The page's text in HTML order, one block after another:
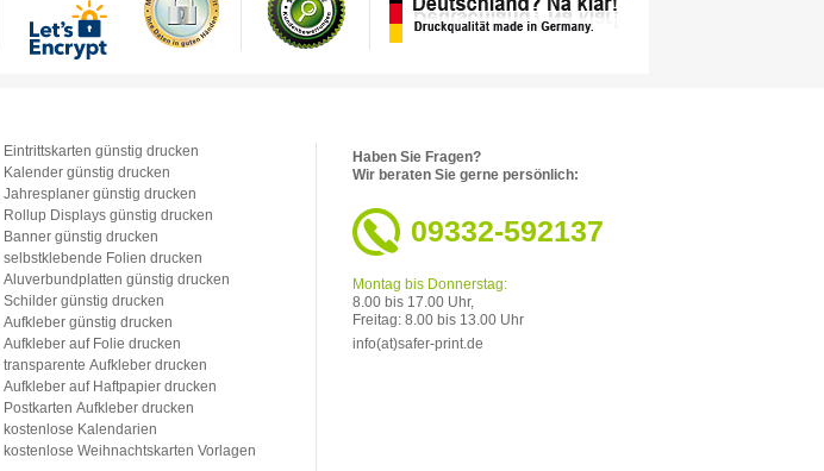
Eintrittskarten günstig drucken
Kalender günstig drucken
Jahresplaner günstig drucken
Rollup Displays günstig drucken
Banner günstig drucken
selbstklebende Folien drucken
Aluverbundplatten günstig drucken
Schilder günstig drucken
Aufkleber günstig drucken
Aufkleber auf Folie drucken
transparente Aufkleber drucken
Aufkleber auf Haftpapier drucken
Postkarten Aufkleber drucken
kostenlose Kalendarien
kostenlose Weihnachtskarten Vorlagen
Haben Sie Fragen?
Wir beraten Sie gerne persönlich:
09332-592137
Montag bis Donnerstag:
8.00 bis 17.00 Uhr,
Freitag: 8.00 bis 13.00 Uhr
info(at)safer-print.de